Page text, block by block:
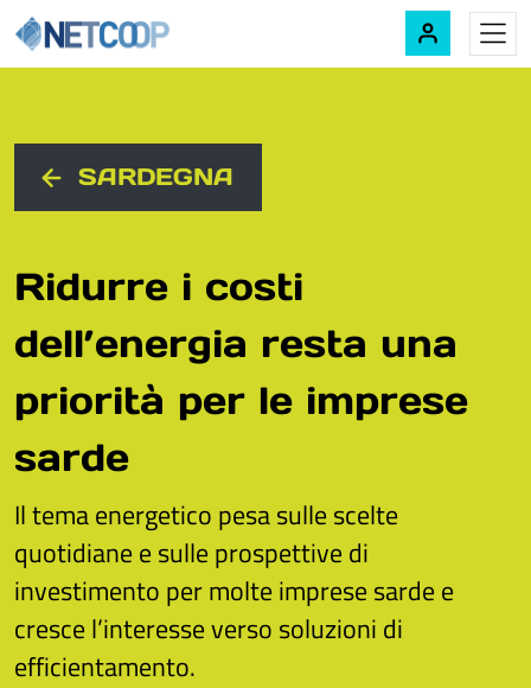
Navigazione principale
SARDEGNA
Ridurre i costi
dell’energia resta una
priorità per le imprese
sarde
Il tema energetico pesa sulle scelte
quotidiane e sulle prospettive di
investimento per molte imprese sarde e
cresce l’interesse verso soluzioni di
efficientamento.